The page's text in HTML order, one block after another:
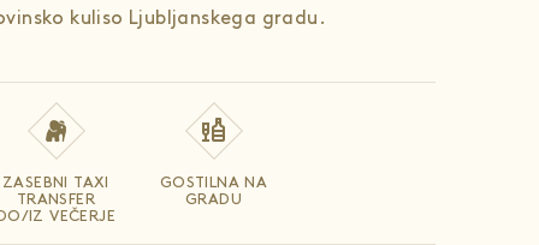
kuliso Ljubljanskega gradu.
ZASEBNI TAXI
TRANSFER
IZ VEČERJE
GOSTILNA NA
GRADU